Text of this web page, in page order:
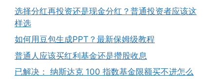
选择分红再投资还是现金分红？普通投资者应该这
样选
如何用豆包生成PPT？最新保姆级教程
普通人应该买红利基金还是攒股收息
已解决： 纳斯达克 100 指数基金限额买不进怎么